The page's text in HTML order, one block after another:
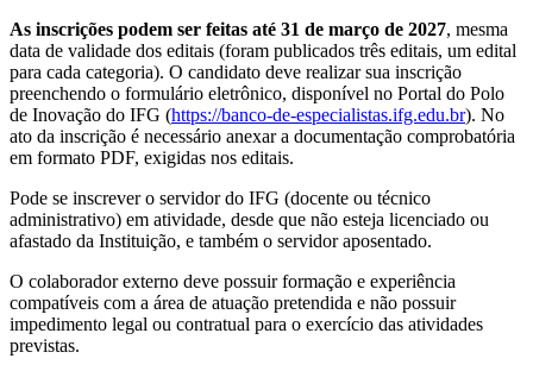
As inscrições podem ser feitas até 31 de março de 2027, mesma
data de validade dos editais (foram publicados três editais, um edital
para cada categoria). O candidato deve realizar sua inscrição
preenchendo o formulário eletrônico, disponível no Portal do Polo
de Inovação do IFG (https://banco-de-especialistas.ifg.edu.br). No
ato da inscrição é necessário anexar a documentação comprobatória
em formato PDF, exigidas nos editais.
Pode se inscrever o servidor do IFG (docente ou técnico
administrativo) em atividade, desde que não esteja licenciado ou
afastado da Instituição, e também o servidor aposentado.
O colaborador externo deve possuir formação e experiência
compatíveis com a área de atuação pretendida e não possuir
impedimento legal ou contratual para o exercício das atividades
previstas.